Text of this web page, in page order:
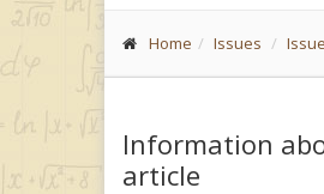
Home Issues
Information
article